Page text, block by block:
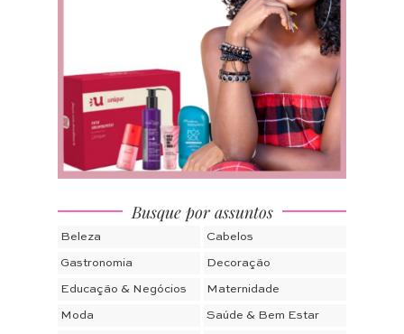
Busque por assuntos
Beleza Cabelos
Gastronomia Decoração
Educação & Negócios Maternidade
Moda Saúde & Bem Estar